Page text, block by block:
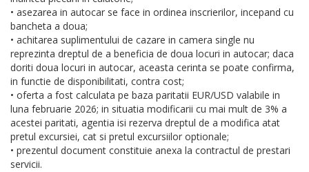
• asezarea in autocar se face in ordinea inscrierilor, incepand cu
bancheta a doua;
• achitarea suplimentului de cazare in camera single nu
reprezinta dreptul de a beneficia de doua locuri in autocar; daca
doriti doua locuri in autocar, aceasta cerinta se poate confirma,
in functie de disponibilitati, contra cost;
• oferta a fost calculata pe baza paritatii EUR/USD valabile in
luna februarie 2026; in situatia modificarii cu mai mult de 3% a
acestei paritati, agentia isi rezerva dreptul de a modifica atat
pretul excursiei, cat si pretul excursiilor optionale;
• prezentul document constituie anexa la contractul de prestari
servicii.